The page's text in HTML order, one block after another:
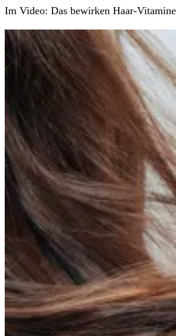
Im Video: Das bewirken Haar-Vitamine
Traummähne dank Haar-Vitaminen?
achten
Was ist der Wasserglas-Test für
Mit dem Wasserglas-Test kannst die
bestimmen. Das bedeutet, du kannst
Zustand der Schuppenschicht deiner
Weshalb ist das wichtig? Die